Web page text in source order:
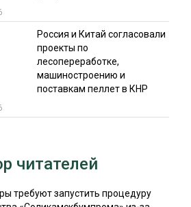
Россия и Китай согласовали
проекты по
лесопереработке,
машиностроению и
поставкам пеллет в КНР
читателей
требуют запустить процедуру